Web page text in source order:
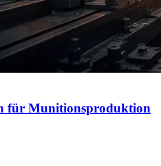
für Munitionsproduktion